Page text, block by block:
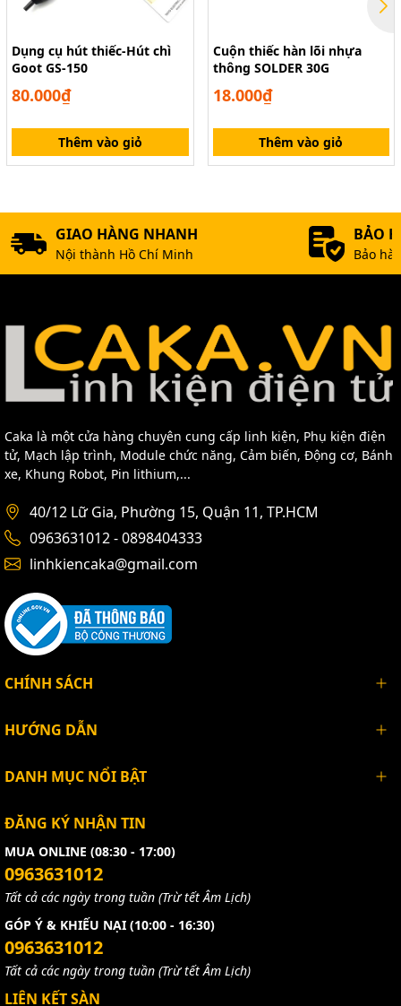
Dụng cụ hút thiếc-Hút chì
Goot GS-150
80.000₫
Thêm vào giỏ
Cuộn thiếc hàn lõi nhựa
thông SOLDER 30G
18.000₫
Thêm vào giỏ
GIAO HÀNG NHANH
Nội thành Hồ Chí Minh
BẢO
Bảo
Caka là một cửa hàng chuyên cung cấp linh kiện, Phụ kiện điện
tử, Mạch lập trình, Module chức năng, Cảm biến, Động cơ, Bánh
xe, Khung Robot, Pin lithium,...
40/12 Lữ Gia, Phường 15, Quận 11, TP.HCM
0963631012 - 0898404333
linhkiencaka@gmail.com
CHÍNH SÁCH
HƯỚNG DẪN
DANH MỤC NỔI BẬT
ĐĂNG KÝ NHẬN TIN
MUA ONLINE (08:30 - 17:00)
0963631012
Tất cả các ngày trong tuần (Trừ tết Âm Lịch)
GÓP Ý & KHIẾU NẠI (10:00 - 16:30)
0963631012
Tất cả các ngày trong tuần (Trừ tết Âm Lịch)
LIÊN KẾT SÀN